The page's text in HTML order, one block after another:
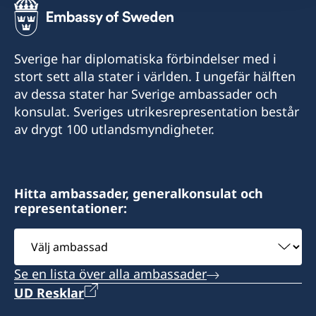
Sverige har diplomatiska förbindelser med i
stort sett alla stater i världen. I ungefär hälften
av dessa stater har Sverige ambassader och
konsulat. Sveriges utrikesrepresentation består
av drygt 100 utlandsmyndigheter.
Hitta ambassader, generalkonsulat och
representationer:
Välj
ambassad
Se en lista över alla ambassader
UD Resklar